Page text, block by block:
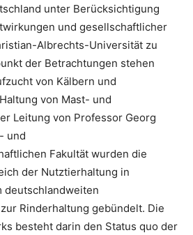
unter Berücksichtigung
und gesellschaftlicher
Albrechts-Universität zu
der Betrachtungen stehen
von Kälbern und
von Mast- und
Leitung von Professor Georg
und
Fakultät wurden die
der Nutztierhaltung in
deutschlandweiten
Rinderhaltung gebündelt. Die
besteht darin den Status quo der